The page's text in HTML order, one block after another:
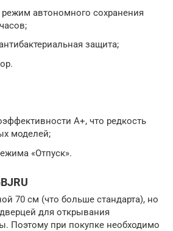
автономного сохранения
защита;
A+, что редкость
моделей;
«Отпуск».
70 см (что больше стандарта), но
для открывания
Поэтому при покупке необходимо